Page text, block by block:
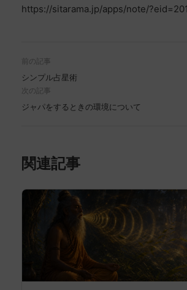
https://sitarama.jp/apps/note/
前の記事
シンプル占星術
次の記事
ジャパをするときの環境について
関連記事